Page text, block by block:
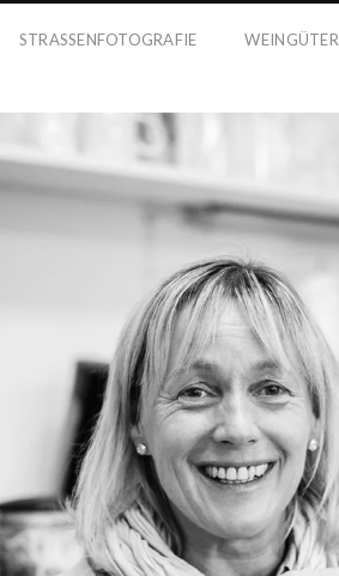
STRASSENFOTOGRAFIE WEINGÜTER